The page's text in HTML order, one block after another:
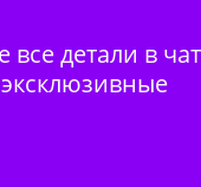
детали в